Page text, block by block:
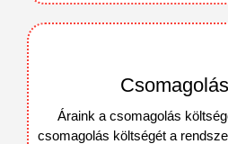
Áraink a csomagolás
csomagolás költségét a